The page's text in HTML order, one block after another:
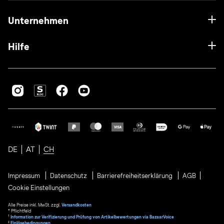
Unternehmen
Hilfe
DE AT CH
Impressum Datenschutz Barrierefreiheitserklärung
AGB
Cookie Einstellungen
Alle Preise inkl. MwSt. zzgl. Versandkosten
* Pflichtfeld
1
Information zur Verifizierung und Prüfung von Artikelbewertungen via BazaarVoice
² Einlösebedingungen